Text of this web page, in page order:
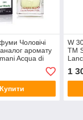
Чоловічі
аромату
Acqua di
50 ml
Купити
W
ТМ
1